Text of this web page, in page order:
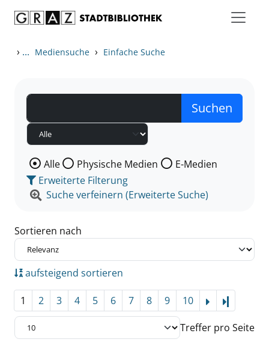
› ... Mediensuche › Einfache Suche
Wählen Sie die Medienart nach der Sie suchen wollen.
Alle Physische Medien
E-Medien
Erweiterte Filterung
Suche verfeinern (Erweiterte Suche)
Sortieren nach
aufsteigend sortieren
1 2 3 4 5 6 7 8 9 10
Treffer pro Seite